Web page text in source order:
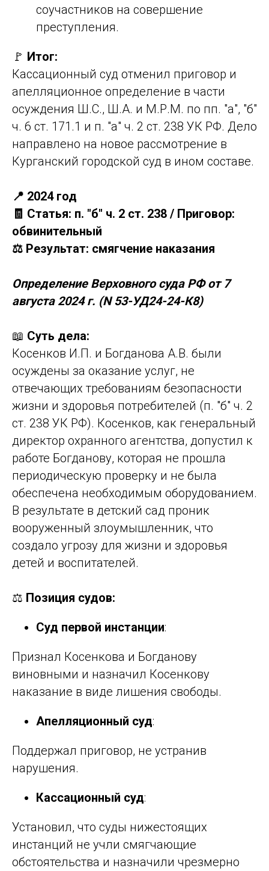
соучастников на совершение
преступления.
🚩 Итог:
Кассационный суд отменил приговор и
апелляционное определение в части
осуждения Ш.С., Ш.А. и М.Р.М. по пп. "а", "б"
ч. 6 ст. 171.1 и п. "а" ч. 2 ст. 238 УК РФ. Дело
направлено на новое рассмотрение в
Курганский городской суд в ином составе.
📍 2024 год
🧾 Статья: п. "б" ч. 2 ст. 238 / Приговор:
обвинительный
⚖️ Результат: смягчение наказания
Определение Верховного суда РФ от 7
августа 2024 г. (N 53-УД24-24-К8)
📖 Суть дела:
Косенков И.П. и Богданова А.В. были
осуждены за оказание услуг, не
отвечающих требованиям безопасности
жизни и здоровья потребителей (п. "б" ч. 2
ст. 238 УК РФ). Косенков, как генеральный
директор охранного агентства, допустил к
работе Богданову, которая не прошла
периодическую проверку и не была
обеспечена необходимым оборудованием.
В результате в детский сад проник
вооруженный злоумышленник, что
создало угрозу для жизни и здоровья
детей и воспитателей.
⚖️ Позиция судов:
Суд первой инстанции:
Признал Косенкова и Богданову
виновными и назначил Косенкову
наказание в виде лишения свободы.
Апелляционный суд:
Поддержал приговор, не устранив
нарушения.
Кассационный суд:
Установил, что суды нижестоящих
инстанций не учли смягчающие
обстоятельства и назначили чрезмерно